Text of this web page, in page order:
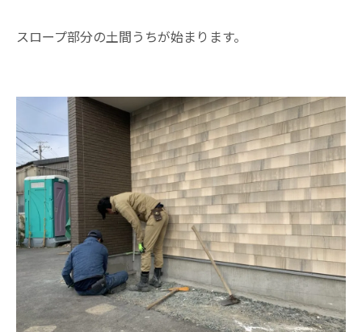
スロープ部分の土間うちが始まります。